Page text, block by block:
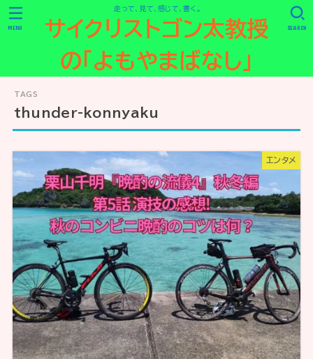
走って、見て、感じて、書く。
サイクリストゴン太教授
の「よもやまばなし」
SEARCH
MENU
thunder-konnyaku
エンタメ